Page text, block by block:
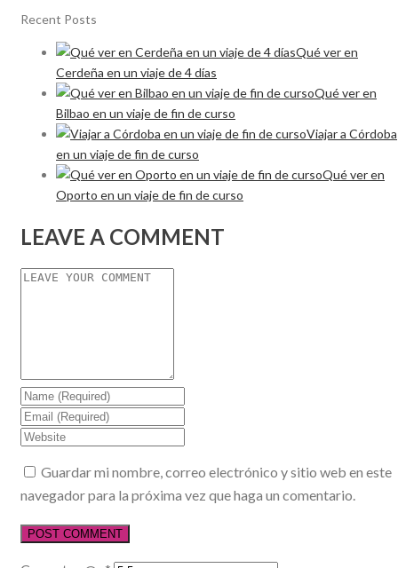
Recent Posts
Qué ver en
Cerdeña en un viaje de 4 días
Qué ver en
Bilbao en un viaje de fin de curso
Viajar a Córdoba
en un viaje de fin de curso
Qué ver en
Oporto en un viaje de fin de curso
LEAVE A COMMENT
Guardar mi nombre, correo electrónico y sitio web en este
navegador para la próxima vez que haga un comentario.